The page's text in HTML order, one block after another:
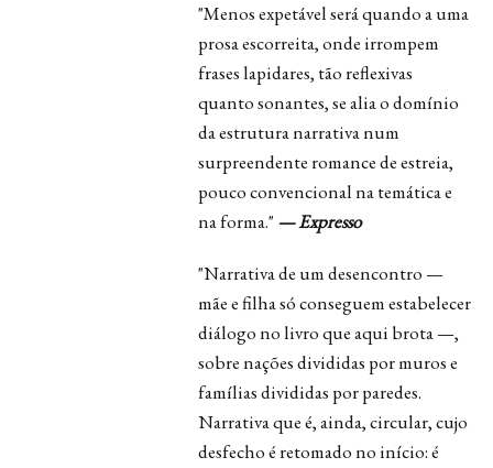
"Menos expetável será quando a uma
prosa escorreita, onde irrompem
frases lapidares, tão reflexivas
quanto sonantes, se alia o domínio
da estrutura narrativa num
surpreendente romance de estreia,
pouco convencional na temática e
na forma." — Expresso
"Narrativa de um desencontro —
mãe e filha só conseguem estabelecer
diálogo no livro que aqui brota —,
sobre nações divididas por muros e
famílias divididas por paredes.
Narrativa que é, ainda, circular, cujo
desfecho é retomado no início: é